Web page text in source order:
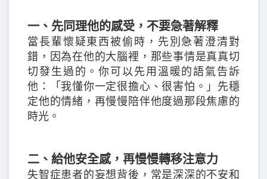
一、先同理他的感受，不要急著解釋
當長輩懷疑東西被偷時，先別急著澄清對
錯，因為在他的大腦裡，那些事情是真真切
切發生過的。你可以先用溫暖的語氣告訴
他：「我懂你一定很擔心、很害怕。」先穩
定他的情緒，再慢慢陪伴他度過那段焦慮的
時光。
二、給他安全感，再慢慢轉移注意力
失智症患者的妄想背後，常是深深的不安和